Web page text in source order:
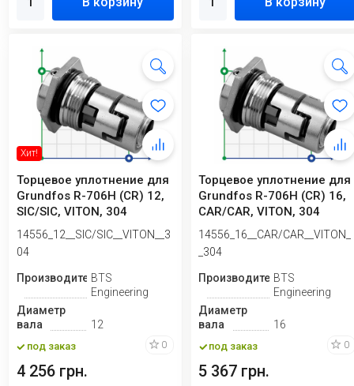
Хит!
Торцевое уплотнение для
Grundfos R-706H (CR) 12,
SIC/SIC, VITON, 304
14556_12__SIC/SIC__VITON__3
04
ПроизводительBTS
Engineering
Диаметр
вала
12
под заказ 0
4 256 грн.
Торцевое уплотнение для
Grundfos R-706H (CR) 16,
CAR/CAR, VITON, 304
14556_16__CAR/CAR__VITON_
_304
ПроизводительBTS
Engineering
Диаметр
вала
16
под заказ 0
5 367 грн.